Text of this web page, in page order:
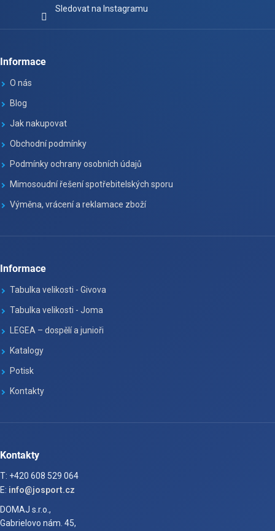
Sledovat na Instagramu
Informace
O nás
Blog
Jak nakupovat
Obchodní podmínky
Podmínky ochrany osobních údajů
Mimosoudní řešení spotřebitelských sporu
Výměna, vrácení a reklamace zboží
Informace
Tabulka velikosti - Givova
Tabulka velikosti - Joma
LEGEA – dospělí a junioři
Katalogy
Potisk
Kontakty
Kontakty
T: +420 608 529 064
E: info@josport.cz
DOMAJ s.r.o.,
Gabrielovo nám. 45,